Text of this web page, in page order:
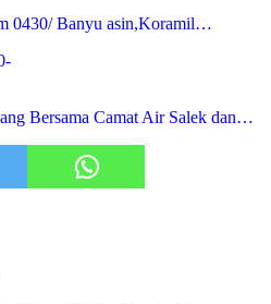
0430/ Banyu asin,Koramil…
Bersama Camat Air Salek dan…